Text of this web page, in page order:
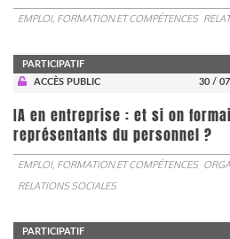
EMPLOI, FORMATION ET COMPÉTENCES
PARTICIPATIF
ACCÈS PUBLIC
30 /
IA en entreprise : et si on
représentants du personnel ?
EMPLOI, FORMATION ET COMPÉTENCES
RELATIONS SOCIALES
PARTICIPATIF